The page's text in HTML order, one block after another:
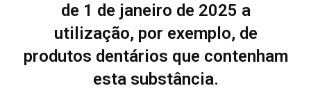
de 1 de janeiro de 2025 a
utilização, por exemplo, de
produtos dentários que contenham
esta substância.